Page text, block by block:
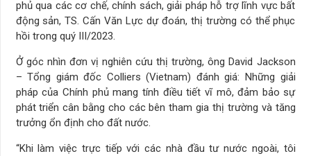
phủ qua các cơ chế, chính sách, giải pháp hỗ trợ lĩnh vực bất
động sản, TS. Cấn Văn Lực dự đoán, thị trường có thể phục
hồi trong quý III/2023.
Ở góc nhìn đơn vị nghiên cứu thị trường, ông David Jackson
– Tổng giám đốc Colliers (Vietnam) đánh giá: Những giải
pháp của Chính phủ mang tính điều tiết vĩ mô, đảm bảo sự
phát triển cân bằng cho các bên tham gia thị trường và tăng
trưởng ổn định cho đất nước.
“Khi làm việc trực tiếp với các nhà đầu tư nước ngoài, tôi